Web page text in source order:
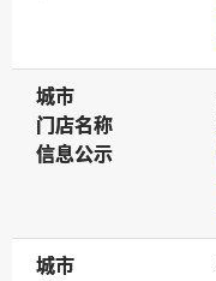
城市
城市
门店名称
门店名称
信息公示
信息公示
城市
城市